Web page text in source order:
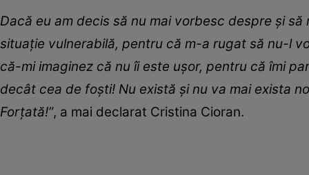
Dacă eu am decis să nu mai vorbesc despre și
situație vulnerabilă, pentru că m-a rugat să nu-l
că-mi imaginez că nu îi este ușor, pentru că îmi
decât cea de foști! Nu există și nu va mai exista
Forțată!”, a mai declarat Cristina Cioran.